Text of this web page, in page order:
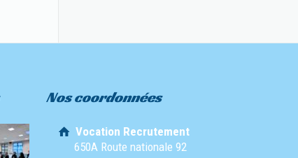
Nos coordonnées
Vocation Recrutement
650A Route nationale 92